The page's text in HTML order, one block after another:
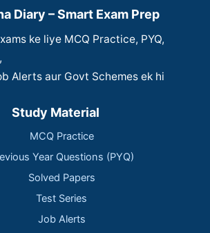
Diary – Smart Exam Prep
ke liye MCQ Practice, PYQ,
Alerts aur Govt Schemes ek hi
Study Material
MCQ Practice
Year Questions (PYQ)
Solved Papers
Test Series
Job Alerts